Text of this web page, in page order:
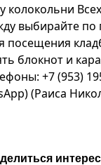
выбирайте по
посещения
блокнот и
+7 (953)
(Раиса